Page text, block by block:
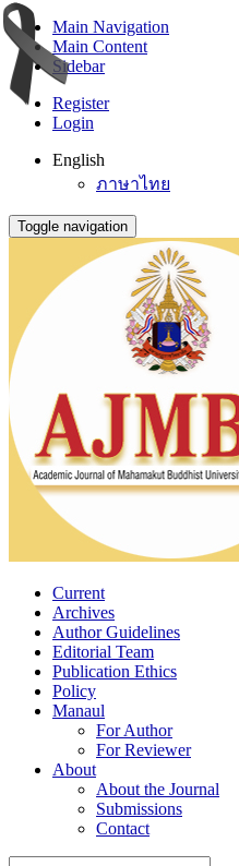
Main Navigation
Main Content
Sidebar
Register
Login
English
ภาษาไทย
Toggle navigation
Current
Archives
Author Guidelines
Editorial Team
Publication Ethics
Policy
Manaul
For Author
For Reviewer
About
About the Journal
Submissions
Contact